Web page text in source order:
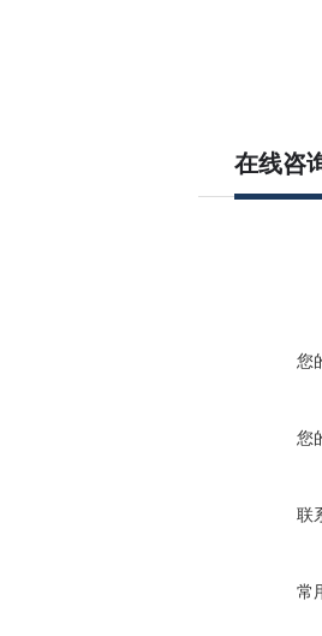
在线咨
您
您
联
常